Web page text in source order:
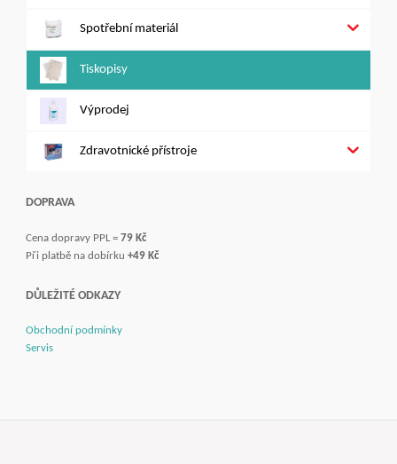
Spotřební materiál
Tiskopisy
Výprodej
Zdravotnické přístroje
DOPRAVA
Cena dopravy PPL =79 Kč
Při platbě na dobírku +49 Kč
DŮLEŽITÉ ODKAZY
Obchodní podmínky
Servis